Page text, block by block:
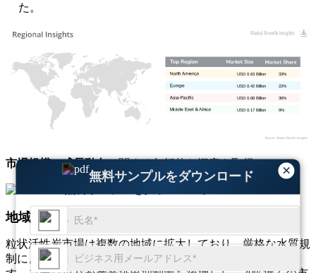
×
無料サンプルをダウンロード
た。
9%
USD 0.17 Billion
36%
USD 0.68 Billion
22%
USD 0.42 Billion
33%
USD 0.63 Billion
市場規模と成長動向に関する包括的な洞察を取得
地域別の見通し
粒状活性炭市場は複数の地域に拡大しており、厳格な水質規
制により北米が世界消費量の約 35% で首位を占めていま